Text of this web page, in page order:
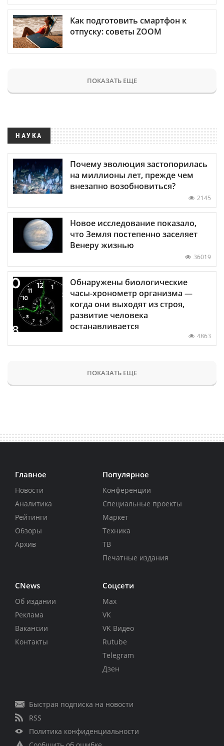
Как подготовить смартфон к
отпуску: советы ZOOM
ПОКАЗАТЬ ЕЩЕ
НАУКА
Почему эволюция застопорилась
на миллионы лет, прежде чем
внезапно возобновиться?
2145
Новое исследование показало,
что Земля постепенно заселяет
Венеру жизнью
36019
Обнаружены биологические
часы-хронометр организма —
когда они выходят из строя,
развитие человека
останавливается
4863
ПОКАЗАТЬ ЕЩЕ
Главное
Новости
Аналитика
Рейтинги
Обзоры
Архив
Популярное
Конференции
Специальные проекты
Маркет
Техника
ТВ
Печатные издания
CNews
Об издании
Реклама
Вакансии
Контакты
Соцсети
Max
VK
VK Видео
Rutube
Telegram
Дзен
Быстрая подписка на новости
RSS
Политика конфиденциальности